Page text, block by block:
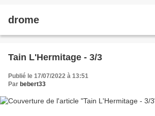
drome
Tain L'Hermitage - 3/3
Publié le 17/07/2022 à 13:51
Par bebert33